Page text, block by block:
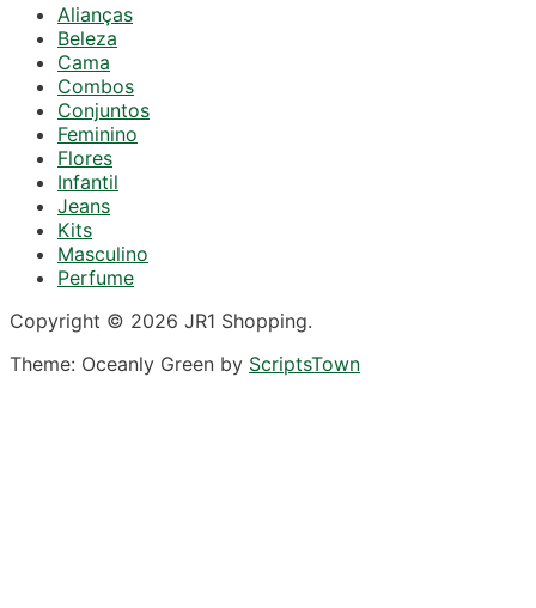
Alianças
Beleza
Cama
Combos
Conjuntos
Feminino
Flores
Infantil
Jeans
Kits
Masculino
Perfume
Copyright © 2026 JR1 Shopping.
Theme: Oceanly Green by ScriptsTown